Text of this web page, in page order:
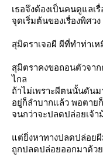
เธอจึงต้องเป็นคนดูแล
จุดเริ่มต้นของเรื่องพิศวง
สุมิตราเจอผี ผีที่ทำท่าเ
สุมิตราคงขอถอนตัวจาก
ไกล
ถ้าไม่เพราะผีตนนั้นดัน
อยู่ก็ลำบากแล้ว พอตาย
จนกว่าจะปลดปล่อยเจ้า
ต่ยิ่งหาทางปลดปล่อยผี
ถูกปลดปล่อยออกมาด้ว